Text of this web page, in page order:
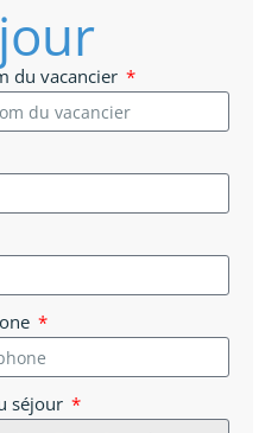
du vacancier
séjour